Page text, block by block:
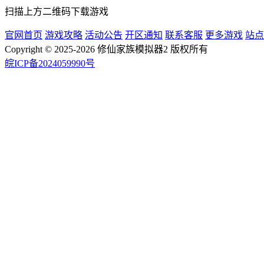
扫描上方二维码下载游戏
官网首页 游戏攻略 活动公告 开区通知 联系客服 更多游戏 站
Copyright © 2025-2026 修仙家族模拟器2 版权所有
皖ICP备2024059990号